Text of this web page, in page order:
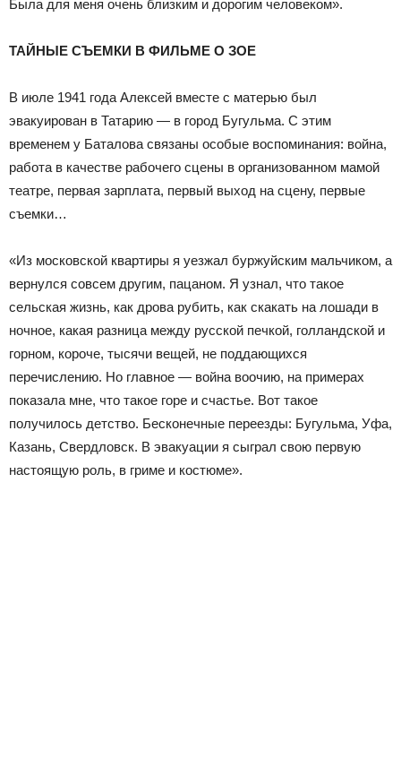
Была для меня очень близким и дорогим человеком».
ТАЙНЫЕ СЪЕМКИ В ФИЛЬМЕ О ЗОЕ
В июле 1941 года Алексей вместе с матерью был
эвакуирован в Татарию — в город Бугульма. С этим
временем у Баталова связаны особые воспоминания: война,
работа в качестве рабочего сцены в организованном мамой
театре, первая зарплата, первый выход на сцену, первые
съемки…
«Из московской квартиры я уезжал буржуйским мальчиком, а
вернулся совсем другим, пацаном. Я узнал, что такое
сельская жизнь, как дрова рубить, как скакать на лошади в
ночное, какая разница между русской печкой, голландской и
горном, короче, тысячи вещей, не поддающихся
перечислению. Но главное — война воочию, на примерах
показала мне, что такое горе и счастье. Вот такое
получилось детство. Бесконечные переезды: Бугульма, Уфа,
Казань, Свердловск. В эвакуации я сыграл свою первую
настоящую роль, в гриме и костюме».